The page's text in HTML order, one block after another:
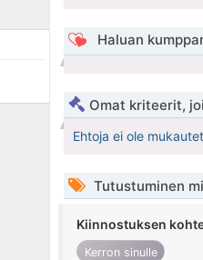
Haluan
Omat kriteerit,
Ehtoja ei ole
Tutustuminen
Kiinnostuksen
Kerron sinulle